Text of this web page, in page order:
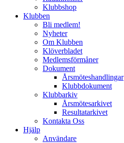
Klubbshop
Klubben
Bli medlem!
Nyheter
Om Klubben
Klöverbladet
Medlemsförmåner
Dokument
Årsmöteshandlingar
Klubbdokument
Klubbarkiv
Årsmötesarkivet
Resultatarkivet
Kontakta Oss
Hjälp
Användare